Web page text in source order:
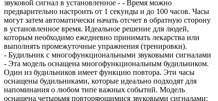
звуковой сигнал в установленное - - Время можно
предварительно настроить от 1 секунды и до 100 часов. Часы
могут затем автоматически начать отсчет в обратную сторону
в установленное время. Идеальное решение для людей,
которым необходимо ежедневно принимать лекарства или
выполнять промежуточные упражнения (тренировки).
- Будильник с многофункциональными звуковыми сигналами
- Эта модель оснащена многофункциональным будильником.
Один из будильников имеет функцию повтора. Эти часы
оснащены будильниками, которые идеально подходят для
напоминания о любом типе важных событий. Модель
оснащена четырьмя повторяющимися звуковыми сигналами: